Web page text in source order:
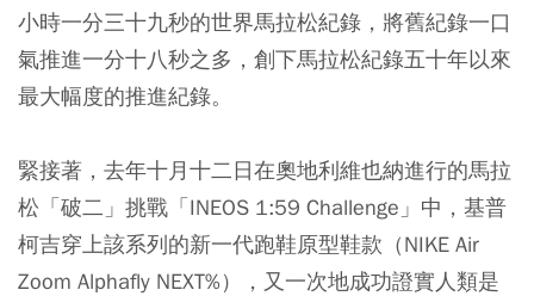
小時一分三十九秒的世界馬拉松紀錄，將舊紀錄一口
氣推進一分十八秒之多，創下馬拉松紀錄五十年以來
最大幅度的推進紀錄。
緊接著，去年十月十二日在奧地利維也納進行的馬拉
松「破二」挑戰「INEOS 1:59 Challenge」中，基普
柯吉穿上該系列的新一代跑鞋原型鞋款（NIKE Air
Zoom Alphafly NEXT%），又一次地成功證實人類是